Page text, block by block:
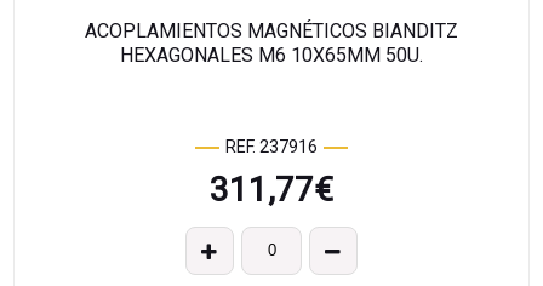
ACOPLAMIENTOS MAGNÉTICOS BIANDITZ
HEXAGONALES M6 10X65MM 50U.
REF. 237916
311,77€